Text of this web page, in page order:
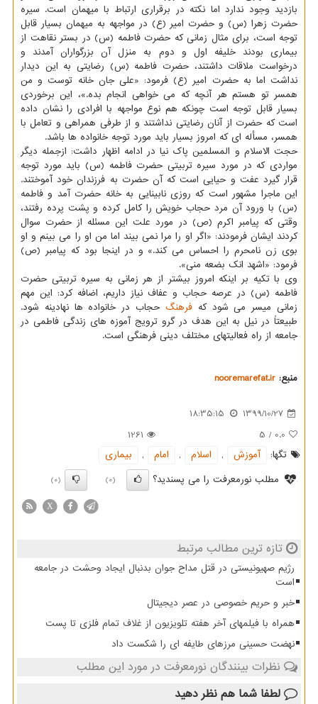
بازدید وجود ندارد اما نکته در برقراری ارتباط با میهمان است. سیره
حضرت زهرا (س) و حضرت امیر (ع) در مواجهه به میهمان بسیار قابل
توجه است، برای مثال زمانی که حضرت فاطمه (س) در بستر نقاهت از
بیماری بودند خلیفه اول و دوم به منزل آن بزرگواران آمدند و
درخواست ملاقات داشتند، حضرت فاطمه (س) رضایتی به این دیدار
نداشت اما به حضرت امیر (ع) فرمود: «علی جان خانه توست و من
همسر تو هستم هر آنچه که می خواهی انجام بده.»، این برخوردی
بسیار قابل توجه است چونکه هم نوع مواجهه با افرادی را نشان داده
است که حضرت از آنان رضایتی نداشتند و از طرفی همراهی و تعامل با
همسر، مسأله ای که امروز بسیار باید مورد توجه خانواده ها باشد.
حجت الاسلام و المسلمین پاک نیا در ادامه اظهار داشت: ازجمله دیگر
مواردی که در مورد سیره تربیتی حضرت فاطمه (س) باید مورد توجه
قرار گیرد عفت و حیایی است که آن حضرت به فرزندان خود آموختند.
این ماجرا مشهور است که روزی نابینایی به خانه حضرت آمد و فاطمه
(س) با ورود آن مرد حجاب خویش را کامل کرده و پشت پرده رفتند،
وقتی که پیامبر اکرم (ص) در مورد علت این مسئله از حضرت سوال
کردند ایشان فرمودند: «اگر او را مرا نمی بیند اما من او را می بینم و او
بوی زن نامحرم را احساس می کند.» و در اینجا بود که پیامبر (ص)
فرمود: «اشهد انک بضعه منی».
وی با تکیه بر اینکه امروز بیشتر از هر زمانی به سیره تربیتی حضرت
فاطمه (س) در عرصه حجاب و عفاف نیاز داریم، اضافه کرد: این مهم
زمانی میسر می شود کهفرهنگ حجاب در خانواده ها نهادینه شود.
طبیعتاً در نیل به این هدف در گرو ترویج آموزه های زندگی فاطمی در
جامعه از راه فعالیتهای مختلف دینی فرهنگی است.
منبع: nooremarefat.ir
1399/10/27
18:35:15
0.0
/
5
1261
تگها:
آموزش , اسلام , امام ,
بیماری
مطلب نورمعرفت را می پسندید؟
(0)
(0)
X
تازه ترین مطالب مرتبط
رژیم صهیونیستی در قتل مداح جوان بدنبال ایجاد وحشت در جامعه
است
خبر و حریم خصوصی در عصر دیجیتال
همراه با فیلمهای آخر هفته تلویزیون از غلاف تمام فلزی تا پست
نهضت حسینی مرزهای طایفه ای را شکست داد
نظرات بینندگان نورمعرفت در مورد این مطلب
لطفا شما هم نظر دهید